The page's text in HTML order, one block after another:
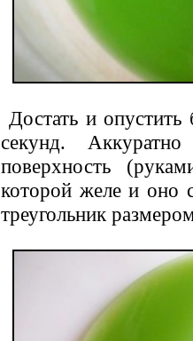
Достать и
секунд.
поверхность
которой желе и оно
треугольник